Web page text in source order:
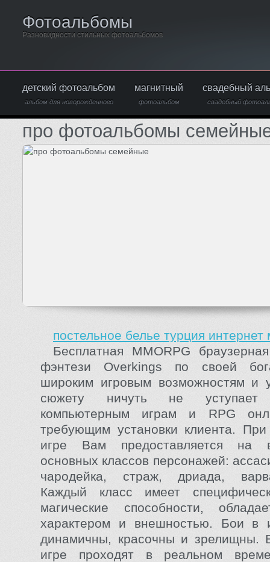
Фотоальбомы
Разновидности стильных фотоальбомов
детский фотоальбом
альбом для новорожденного
магнитный
фотоальбом
свадебный
свадебный
про фотоальбомы
постельное белье турция интернет
Бесплатная MMORPG
фэнтези Overkings по своей
широким игровым возможностям и
сюжету ничуть не уступает
компьютерным играм и RPG
требующим установки клиента. При
игре Вам предоставляется на
основных классов персонажей:
чародейка, страж, дриада,
Каждый класс имеет
магические способности,
характером и внешностью. Бои в
динамичны, красочны и зрелищны.
игре проходят в реальном